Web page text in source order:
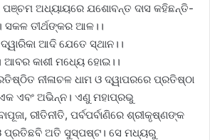
ପଞ୍ଚମ ଅଧ୍ୟାୟରେ ଯଶୋବନ୍ତ ଦାସ କହିଛନ୍ତି-
ସକଳ ତୀର୍ଥଙ୍କର ଆଳ।।
ଆଦି ଯେତେ ସ୍ଥାନ।।
ଆବର କାଶୀ ମଧ୍ୟେ ହୋଇ।।
ନୀଳାଚଳ ଧାମ ଓ ଦ୍ୱାପରରେ ପ୍ରତିଷ୍ଠା
ଏବଂ ଅଭିନ୍ନ। ଏଣୁ ମହାପ୍ରଭୁ
ରୀତିନୀତି, ପର୍ବପର୍ବାଣିରେ ଶ୍ରୀକୃଷ୍ଣଙ୍କ
ପ୍ରତିଛବି ଅତି ସୁସ୍ପଷ୍ଟ। ସେ ମଧ୍ୟରୁ